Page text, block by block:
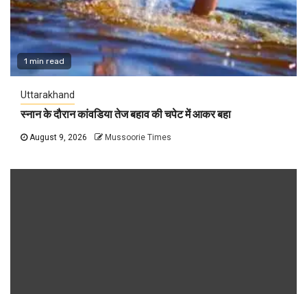
1 min read
Uttarakhand
स्नान के दौरान कांवडिया तेज बहाव की चपेट में आकर बहा
August 9, 2026 Mussoorie Times